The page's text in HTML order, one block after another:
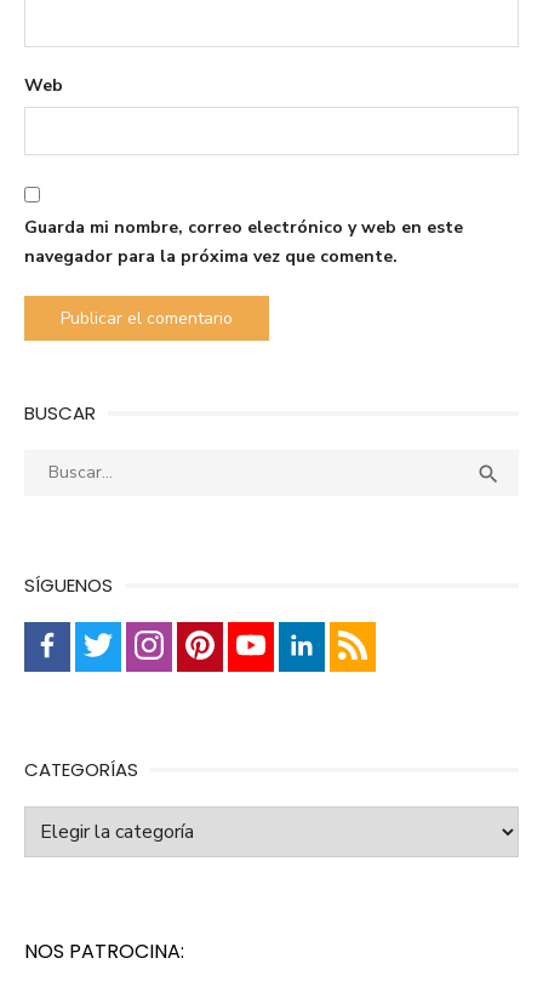
Web
Guarda mi nombre, correo electrónico y web en este
navegador para la próxima vez que comente.
BUSCAR
Buscar: 
SÍGUENOS
CATEGORÍAS
Categorías
NOS PATROCINA: